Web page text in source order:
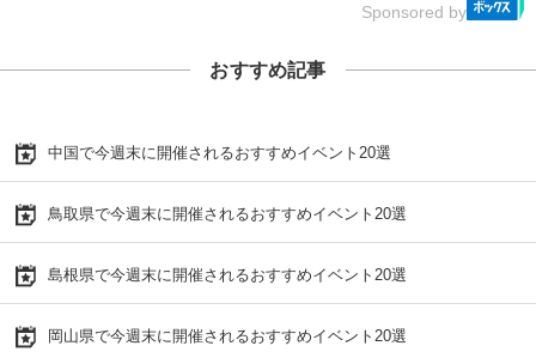
Sponsored by
おすすめ記事
中国で今週末に開催されるおすすめイベント20選
鳥取県で今週末に開催されるおすすめイベント20選
島根県で今週末に開催されるおすすめイベント20選
岡山県で今週末に開催されるおすすめイベント20選